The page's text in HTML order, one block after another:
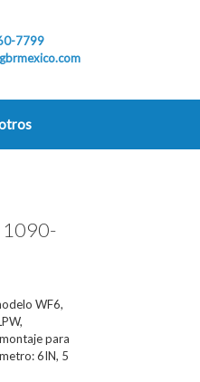
7799
1090-
WF6,
para
6IN, 5